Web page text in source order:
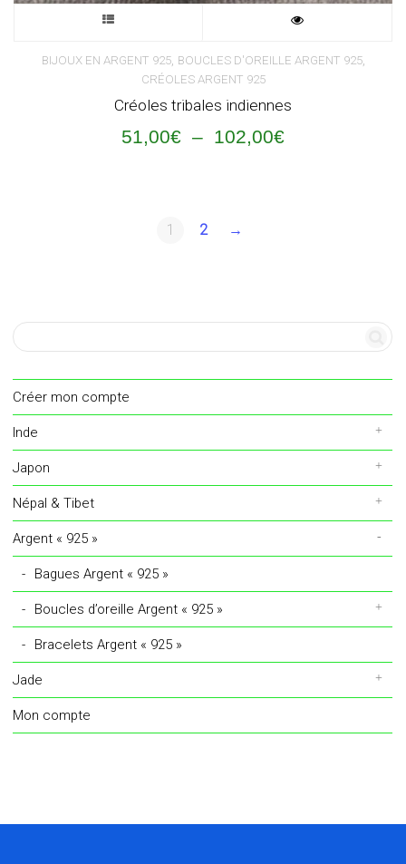
produit
plusieurs
choisies
BIJOUX EN ARGENT 925, BOUCLES D'OREILLE ARGENT 925,
CRÉOLES ARGENT 925
Créoles tribales indiennes
51,00€ – 102,00€
1 2 →
Créer mon compte
Inde
Japon
Népal & Tibet
Argent « 925 »
Bagues Argent « 925 »
Boucles d’oreille Argent « 925 »
Bracelets Argent « 925 »
Jade
Mon compte